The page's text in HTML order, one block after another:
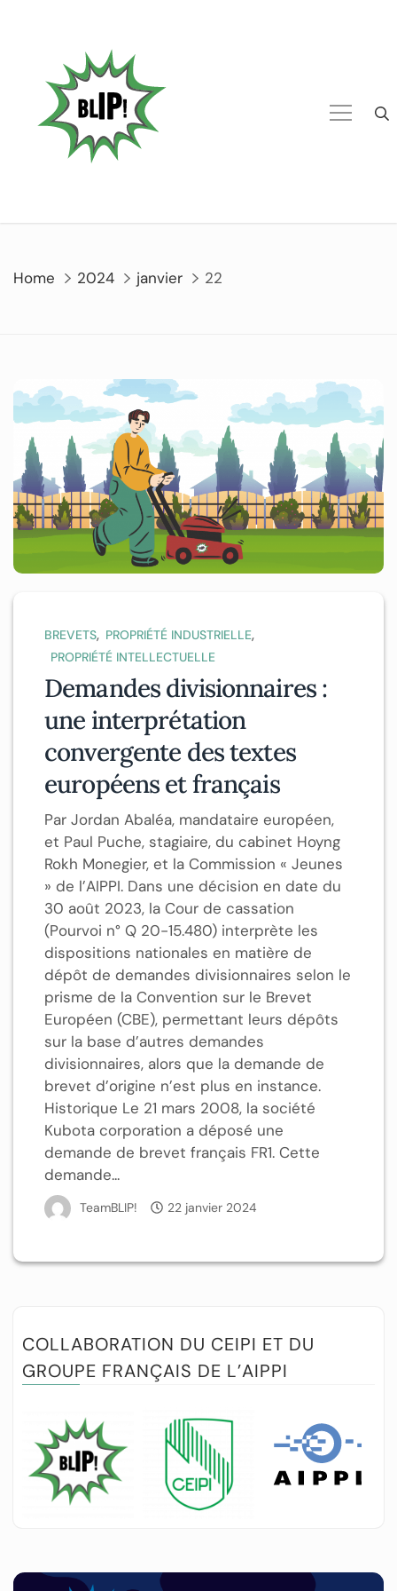
Home 2024 janvier 22
BREVETS, PROPRIÉTÉ INDUSTRIELLE,
PROPRIÉTÉ INTELLECTUELLE
Demandes divisionnaires :
une interprétation
convergente des textes
européens et français
Par Jordan Abaléa, mandataire européen,
et Paul Puche, stagiaire, du cabinet Hoyng
Rokh Monegier, et la Commission « Jeunes
» de l’AIPPI. Dans une décision en date du
30 août 2023, la Cour de cassation
(Pourvoi n° Q 20-15.480) interprète les
dispositions nationales en matière de
dépôt de demandes divisionnaires selon le
prisme de la Convention sur le Brevet
Européen (CBE), permettant leurs dépôts
sur la base d’autres demandes
divisionnaires, alors que la demande de
brevet d’origine n’est plus en instance.
Historique Le 21 mars 2008, la société
Kubota corporation a déposé une
demande de brevet français FR1. Cette
demande...
TeamBLIP! 22 janvier 2024
COLLABORATION DU CEIPI ET DU
GROUPE FRANÇAIS DE L’AIPPI